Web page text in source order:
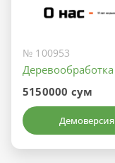
№ 100953
Деревообработка
5150000 сум
Демоверсия